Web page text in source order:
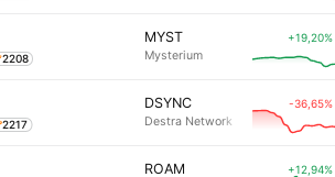
2208
MYST
Mysterium
+19,20%
2217
DSYNC
Destra Network
-36,65%
ROAM +12,94%